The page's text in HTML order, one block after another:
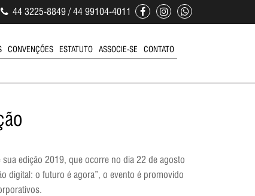
44 3225-8849 / 44 99104-4011
CONVENÇÕES ESTATUTO ASSOCIE-SE CONTATO
edição 2019, que ocorre no dia 22 de agosto
digital: o futuro é agora”, o evento é promovido